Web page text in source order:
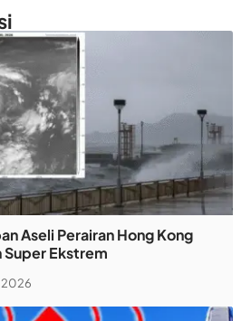
Aseli Perairan Hong Kong
Super Ekstrem
2026